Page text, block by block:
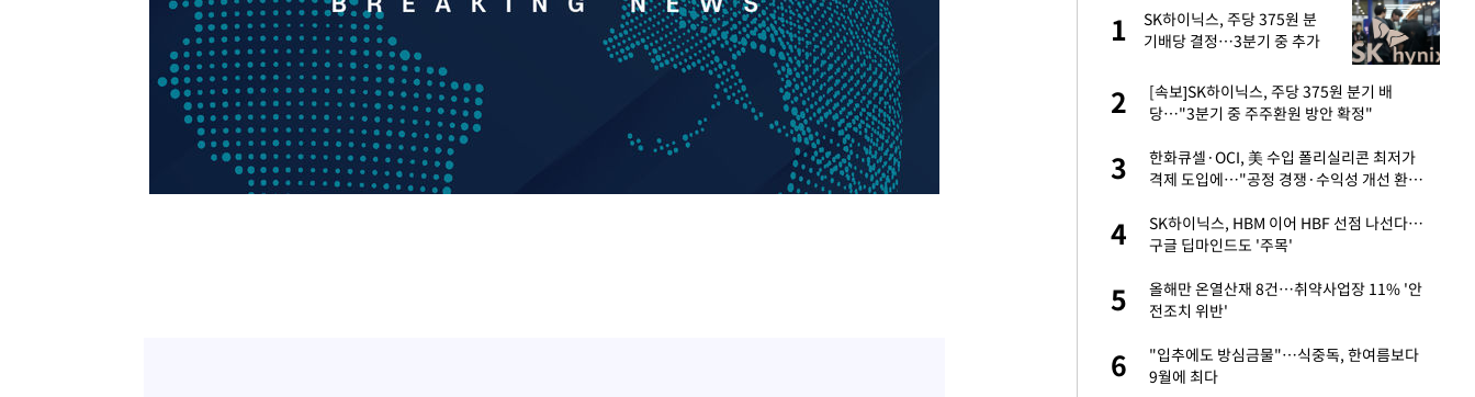
[속보]원·달러 환율, 7.7원 내린 1416.1원 마감
[속보] 노원서 40.1도 관측…서울, 2018년 이후 첫 40도
[속보]종합특검, '계엄 수용공간 확보' 신용해 前교정본부장 기소
외신들도 주목한 韓축구 파문…"국민적 공분에 수사 재개"
11시간 압수수색에 성접대 파문까지…'쑥대밭' 된 축구협회
[속보]규제합리화위원회 부위원장에 김태유 서울대 공대 교수…이
[속보]국힘 윤리위, '돌려차기 발언' 진종오·서범수 징계 절차 개시
1
"서장훈, 28억에 산 서초 건물
450억에 매물로"
2
"여군 지원 막힌 UDT 훈련 직접 해봤습니
다"…707 출신 女유튜버 '완벽 소화'
3 전현무 "전 연인 집착에 친구들과 연락 끊어"
1
SK하이닉스, 주당 375원 분
기배당 결정…3분기 중 추가
2
[속보]SK하이닉스, 주당 375원 분기 배
당…"3분기 중 주주환원 방안 확정"
3
한화큐셀·OCI, 美 수입 폴리실리콘 최저가
격제 도입에…"공정 경쟁·수익성 개선 환
4
SK하이닉스, HBM 이어 HBF 선점 나선다…
구글 딥마인드도 '주목'
5
올해만 온열산재 8건…취약사업장 11% '안
전조치 위반'
6
"입추에도 방심금물"…식중독, 한여름보다
9월에 최다